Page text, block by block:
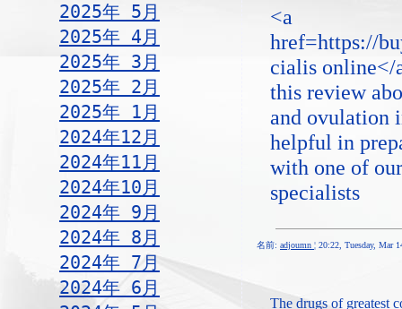
2025年 5月
2025年 4月
2025年 3月
2025年 2月
2025年 1月
2024年12月
2024年11月
2024年10月
2024年 9月
2024年 8月
2024年 7月
2024年 6月
<a
href=https://
cialis online</
this review
and ovulation
helpful in
with one of
specialists
名前: adjoumn ¦ 20:22, Tuesday, Mar
The drugs of greatest